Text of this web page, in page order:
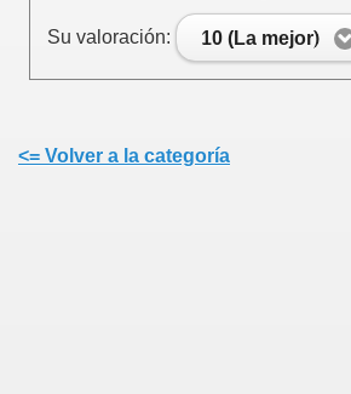
Su valoración: 10 (La mejor)
<= Volver a la categoría